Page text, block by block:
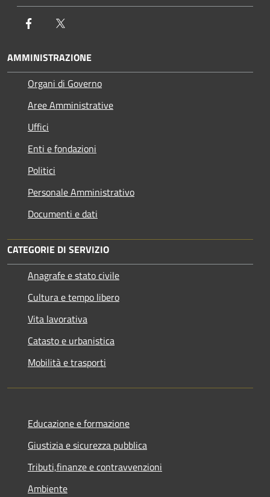
Facebook
AMMINISTRAZIONE
Organi di Governo
Aree Amministrative
Uffici
Enti e fondazioni
Politici
Personale Amministrativo
Documenti e dati
CATEGORIE DI SERVIZIO
Anagrafe e stato civile
Cultura e tempo libero
Vita lavorativa
Catasto e urbanistica
Mobilità e trasporti
Educazione e formazione
Giustizia e sicurezza pubblica
Tributi,finanze e contravvenzioni
Ambiente